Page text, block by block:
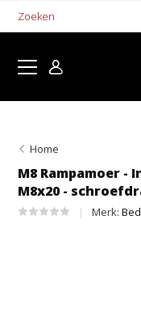
Home
M8 Rampamoer -
M8x20 -
Merk: